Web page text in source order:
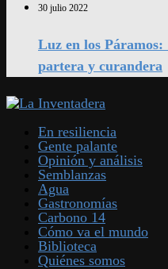
30 julio 2022
Luz en los Páramos:
partera y curandera
En resiliencia
Gente palante
Opinión y análisis
Semblanzas
Agua
Gastronomías
Carbono 14
Cómo va el mundo
Biblioteca
Quiénes somos